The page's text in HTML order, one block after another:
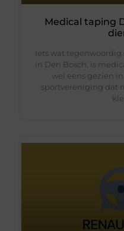
Medical taping
Iets wat
in Den Bosch, is
wel eens gezien
sportvereniging dat